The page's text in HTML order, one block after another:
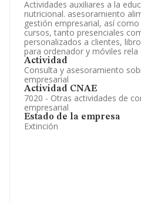
Actividades auxiliares a la
nutricional. asesoramiento
gestión empresarial, así
cursos, tanto presenciales
personalizados a clientes,
para ordenador y móviles rela
Actividad
Consulta y asesoramiento
empresarial
Actividad CNAE
7020 - Otras actividades de
empresarial
Estado de la empresa
Extinción